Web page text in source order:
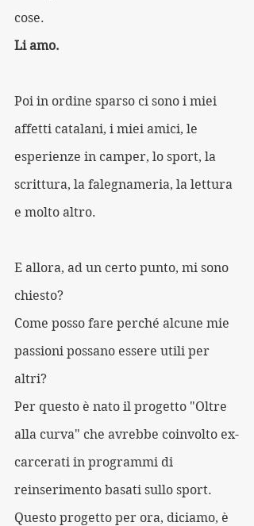
cose.
Li amo.
Poi in ordine sparso ci sono i miei
affetti catalani, i miei amici, le
esperienze in camper, lo sport, la
scrittura, la falegnameria, la lettura
e molto altro.
E allora, ad un certo punto, mi sono
chiesto?
Come posso fare perché alcune mie
passioni possano essere utili per
altri?
Per questo è nato il progetto "Oltre
alla curva" che avrebbe coinvolto ex-
carcerati in programmi di
reinserimento basati sullo sport.
Questo progetto per ora, diciamo, è